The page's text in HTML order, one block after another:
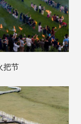
把节